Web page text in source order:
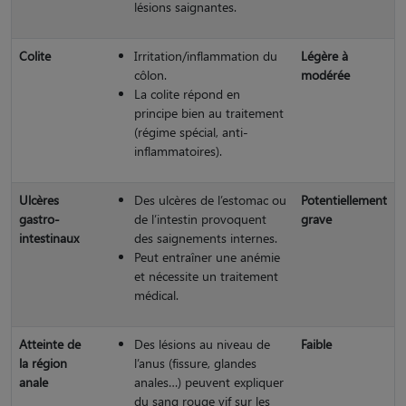
lésions saignantes.
Colite
Irritation/inflammation du
côlon.
La colite répond en
principe bien au traitement
(régime spécial, anti-
inflammatoires).
Légère à
modérée
Ulcères
gastro-
intestinaux
Des ulcères de l’estomac ou
de l’intestin provoquent
des saignements internes.
Peut entraîner une anémie
et nécessite un traitement
médical.
Potentiellement
grave
Atteinte de
la région
anale
Des lésions au niveau de
l’anus (fissure, glandes
anales…) peuvent expliquer
du sang rouge vif sur les
Faible